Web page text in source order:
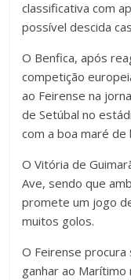
classificativa com
possível descida
O Benfica, após
competição
ao Feirense na
de Setúbal no
com a boa maré
O Vitória de
Ave, sendo que
promete um jogo
muitos golos.
O Feirense
ganhar ao